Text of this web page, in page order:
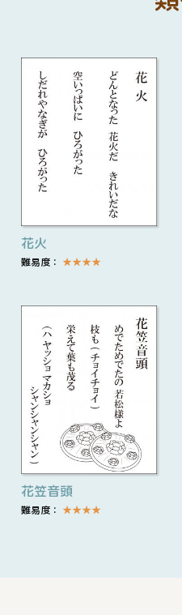
花火
難易度： ★★★★
花笠音頭
難易度： ★★★★